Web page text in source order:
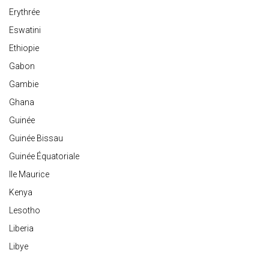
Erythrée
Eswatini
Ethiopie
Gabon
Gambie
Ghana
Guinée
Guinée Bissau
Guinée Équatoriale
Ile Maurice
Kenya
Lesotho
Liberia
Libye